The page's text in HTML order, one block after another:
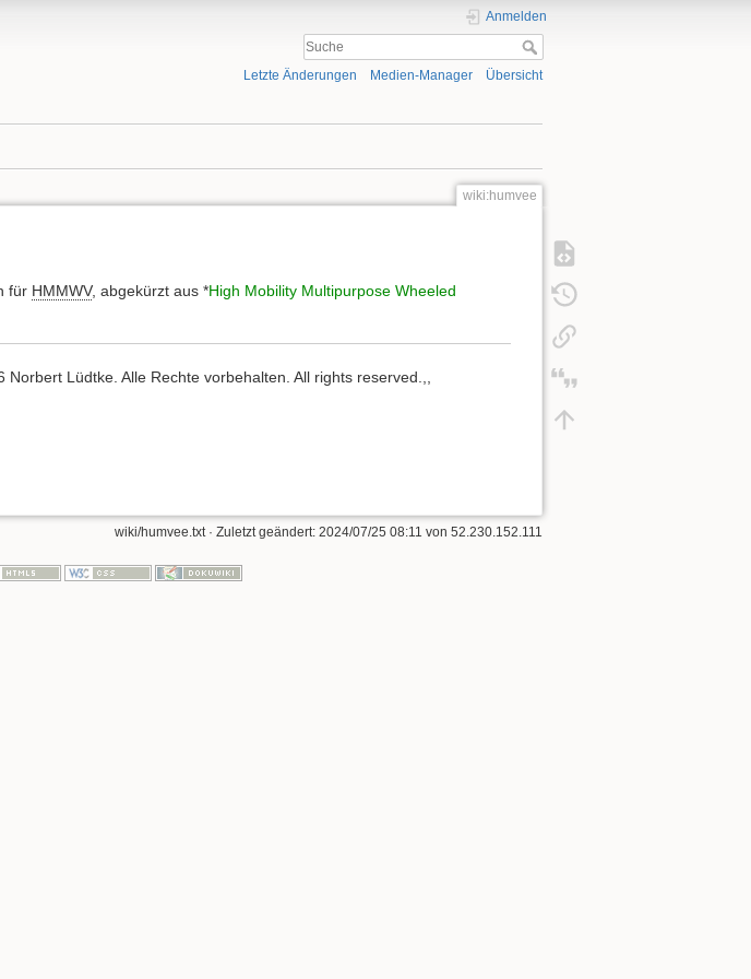
Anmelden
Letzte Änderungen Medien-Manager Übersicht
wiki:humvee
für HMMWV, abgekürzt aus *High Mobility Multipurpose Wheeled
Norbert Lüdtke. Alle Rechte vorbehalten. All rights reserved.,,
wiki/humvee.txt· Zuletzt geändert: 2024/07/25 08:11 von 52.230.152.111